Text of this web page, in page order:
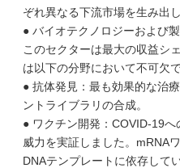
ぞれ異なる下流市場を生み出
● バイオテクノロジーおよび製
このセクターは最大の収益シ
は以下の分野において不可欠で
● 抗体発見：最も効果的な治
ントライブラリの合成。
● ワクチン開発：COVID-19
威力を実証しました。mRNA
DNAテンプレートに依存してい